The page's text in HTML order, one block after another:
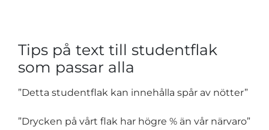
Tips på text till studentflak
som passar alla
”Detta studentflak kan innehålla spår av nötter”
”Drycken på vårt flak har högre % än vår närvaro”